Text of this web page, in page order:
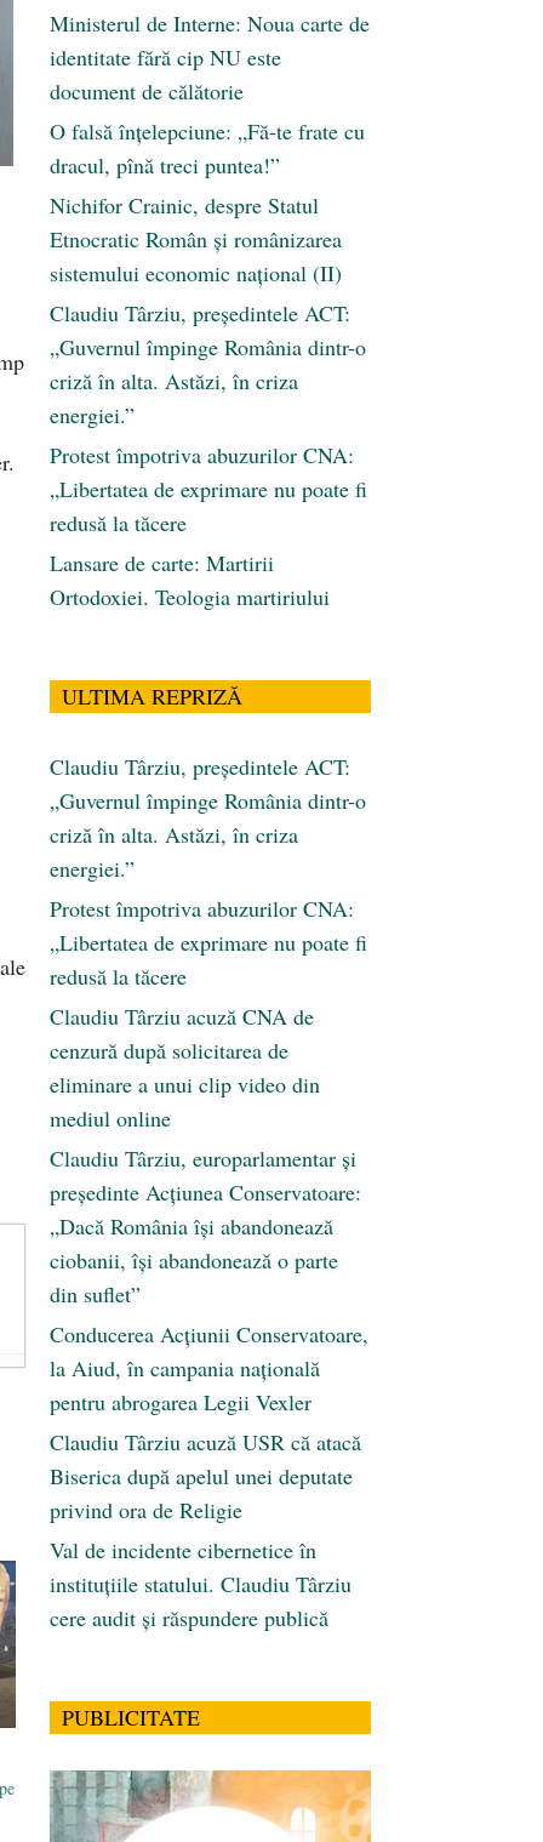
Ministerul de Interne: Noua carte de
identitate fără cip NU este
document de călătorie
O falsă înțelepciune: „Fă-te frate cu
dracul, pînă treci puntea!”
Nichifor Crainic, despre Statul
Etnocratic Român şi românizarea
sistemului economic naţional (II)
Claudiu Târziu, președintele ACT:
„Guvernul împinge România dintr-o
criză în alta. Astăzi, în criza
energiei.”
Protest împotriva abuzurilor CNA:
„Libertatea de exprimare nu poate fi
redusă la tăcere
Lansare de carte: Martirii
Ortodoxiei. Teologia martiriului
ULTIMA REPRIZĂ
Claudiu Târziu, președintele ACT:
„Guvernul împinge România dintr-o
criză în alta. Astăzi, în criza
energiei.”
Protest împotriva abuzurilor CNA:
„Libertatea de exprimare nu poate fi
redusă la tăcere
Claudiu Târziu acuză CNA de
cenzură după solicitarea de
eliminare a unui clip video din
mediul online
Claudiu Târziu, europarlamentar și
președinte Acțiunea Conservatoare:
„Dacă România își abandonează
ciobanii, își abandonează o parte
din suflet”
Conducerea Acțiunii Conservatoare,
la Aiud, în campania națională
pentru abrogarea Legii Vexler
Claudiu Târziu acuză USR că atacă
Biserica după apelul unei deputate
privind ora de Religie
Val de incidente cibernetice în
instituțiile statului. Claudiu Târziu
cere audit și răspundere publică
PUBLICITATE